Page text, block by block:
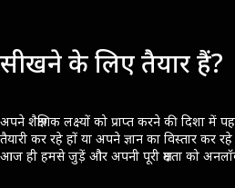
सीखने के लिए तैयार हैं?
अपने शैक्षणिक लक्ष्यों को प्राप्त करने की दिशा में
तैयारी कर रहे हों या अपने ज्ञान का विस्तार
आज ही हमसे जुड़ें और अपनी पूरी क्षमता को